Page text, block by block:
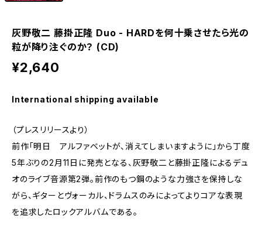
灰野敬二 藤掛正隆 Duo - HARDを何十乗させたら光の
粒が降り注ぐのか？ (CD)
¥2,640
International shipping available
（プレスリリースより）
前作「明日 アルファベットが、消えてしまいますように」から丁度
5年ぶりの2月11日に発売となる、灰野敬二と藤掛正隆によるデュ
オのライブ音源第2弾。前作のもつ鋼のような力強さを保持しな
がら、ギターとヴォーカル、ドラムスのみによってよりコアな表現
を追求したロックアルバムである。